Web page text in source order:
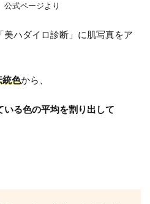
公式ページより
ハダイロ診断」に肌写真をア
統色から、
いる色の平均を割り出して